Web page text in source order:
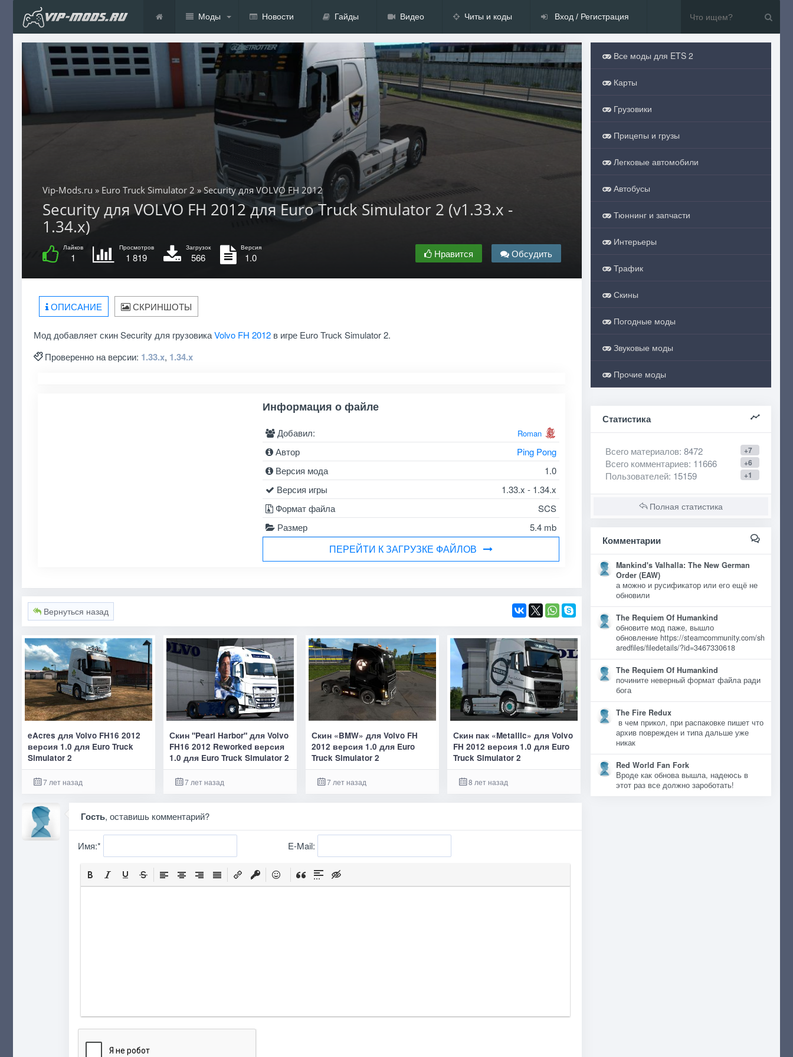
Моды Новости Гайды Видео Читы и коды Вход / Регистрация
Vip-Mods.ru » Euro Truck Simulator 2 » Security для VOLVO FH 2012
Security для VOLVO FH 2012 для Euro Truck Simulator 2 (v1.33.x -
1.34.x)
Лайков
1
Просмотров
1 819
Загрузок
566
Версия
1.0 Нравится Обсудить
ОПИСАНИЕ СКРИНШОТЫ
Мод добавляет скин Security для грузовикаVolvo FH 2012в игре Euro Truck Simulator 2.
Проверенно на версии: 1.33.x, 1.34.x
Информация о файле
Добавил: Roman
Автор
Ping Pong
Версия мода
1.0
Версия игры
1.33.x - 1.34.x
Формат файла
SCS
Размер
5.4 mb
ПЕРЕЙТИ К ЗАГРУЗКЕ ФАЙЛОВ
Вернуться назад
eAcres для Volvo FH16 2012
версия 1.0 для Euro Truck
Simulator 2
7 лет назад
Скин "Pearl Harbor" для Volvo
FH16 2012 Reworked версия
1.0 для Euro Truck Simulator 2
7 лет назад
Скин «BMW» для Volvo FH
2012 версия 1.0 для Euro
Truck Simulator 2
7 лет назад
Скин пак «Metallic» для Volvo
FH 2012 версия 1.0 для Euro
Truck Simulator 2
8 лет назад
Гость, оставишь комментарий?
Имя:* E-Mail:
Все моды для ETS 2
Карты
Грузовики
Прицепы и грузы
Легковые автомобили
Автобусы
Тюннинг и запчасти
Интерьеры
Трафик
Скины
Погодные моды
Звуковые моды
Прочие моды
Статистика
+7
Всего материалов: 8472
+6
Всего комментариев: 11666
+1
Пользователей: 15159
Полная статистика
Комментарии
Mankind's Valhalla: The New German
Order (EAW)
а можно и русификатор или его ещё не
обновили
The Requiem Of Humankind
обновите мод паже, вышло
обновление https://steamcommunity.com/sh
aredfiles/filedetails/?id=3467330618
The Requiem Of Humankind
почините неверный формат файла ради
бога
The Fire Redux
в чем прикол, при распаковке пишет что
архив поврежден и типа дальше уже
никак
Red World Fan Fork
Вроде как обнова вышла, надеюсь в
этот раз все должно зароботать!